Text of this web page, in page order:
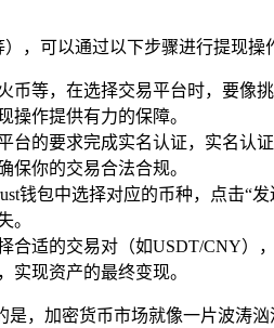
，可以通过以下步骤进行提现操
币等，在选择交易平台时，要像
操作提供有力的保障。
台的要求完成实名认证，实名认
你的交易合法合规。
钱包中选择对应的币种，点击“
。
合适的交易对（如USDT/CNY
实现资产的最终变现。
，加密货币市场就像一片波涛